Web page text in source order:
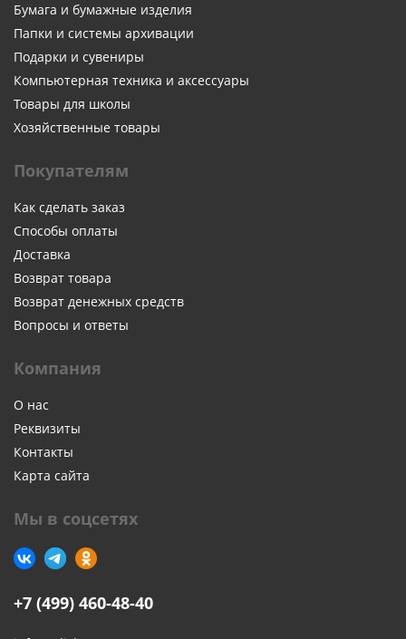
Бумага и бумажные изделия
Папки и системы архивации
Подарки и сувениры
Компьютерная техника и аксессуары
Товары для школы
Хозяйственные товары
Покупателям
Как сделать заказ
Способы оплаты
Доставка
Возврат товара
Возврат денежных средств
Вопросы и ответы
Компания
О нас
Реквизиты
Контакты
Карта сайта
Мы в соцсетях
+7 (499) 460-48-40